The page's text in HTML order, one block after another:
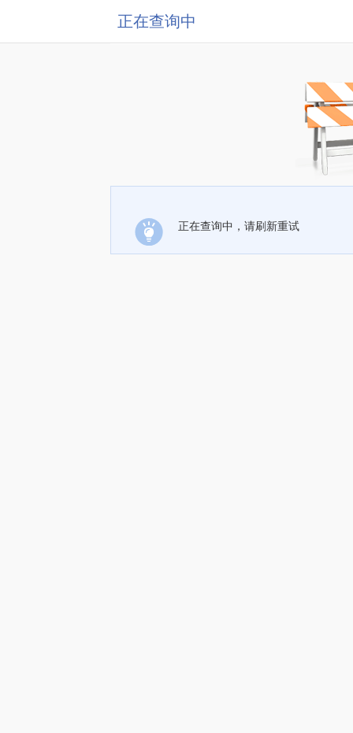
正在查询中
正在查询中，请刷新重试